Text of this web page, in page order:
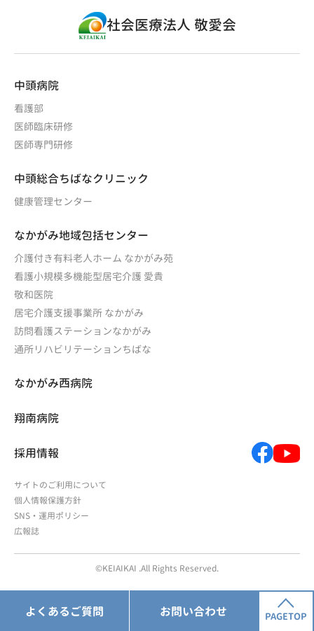
社会医療法人 敬愛会
中頭病院
看護部
医師臨床研修
医師専門研修
中頭総合ちばなクリニック
健康管理センター
なかがみ地域包括センター
介護付き有料老人ホーム なかがみ苑
看護小規模多機能型居宅介護 愛貴
敬和医院
居宅介護支援事業所 なかがみ
訪問看護ステーションなかがみ
通所リハビリテーションちばな
なかがみ西病院
翔南病院
採用情報
サイトのご利用について
個人情報保護方針
SNS・運用ポリシー
広報誌
©KEIAIKAI .All Rights Reserved.
よくあるご質問 お問い合わせ PAGETOP